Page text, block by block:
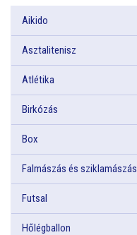
Aikido
Asztalitenisz
Atlétika
Birkózás
Box
Falmászás és sziklamászás
Futsal
Hőlégballon